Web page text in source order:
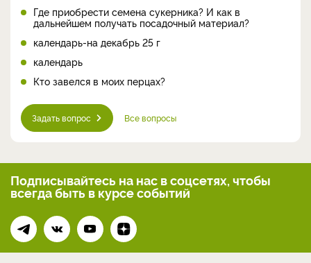
Где приобрести семена сукерника? И как в
дальнейшем получать посадочный материал?
календарь-на декабрь 25 г
календарь
Кто завелся в моих перцах?
Задать вопрос Все вопросы
Подписывайтесь на нас в соцсетях, чтобы
всегдабыть в курсе событий